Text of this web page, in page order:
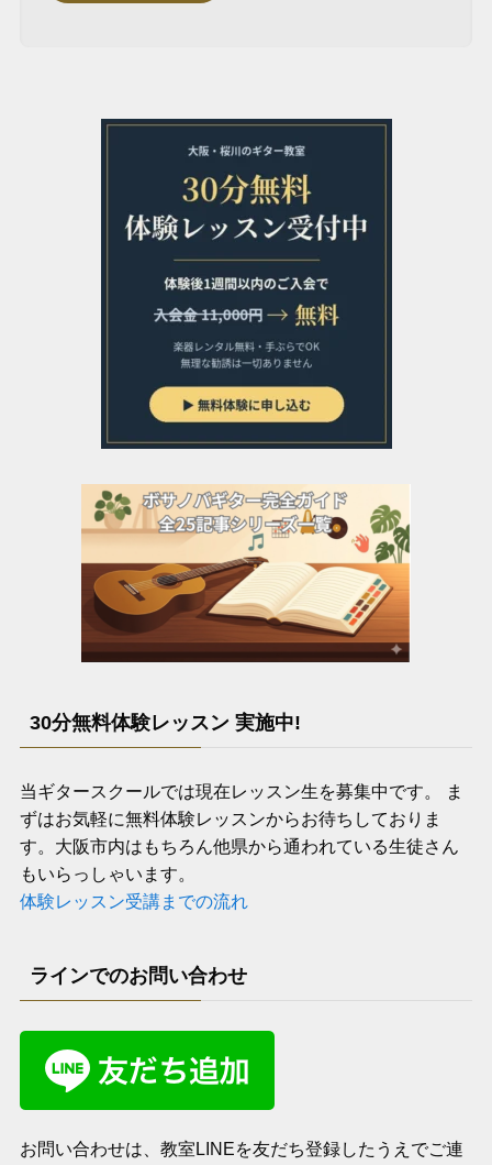
30分無料体験レッスン 実施中!
当ギタースクールでは現在レッスン生を募集中です。 ま
ずはお気軽に無料体験レッスンからお待ちしておりま
す。大阪市内はもちろん他県から通われている生徒さん
もいらっしゃいます。
体験レッスン受講までの流れ
ラインでのお問い合わせ
お問い合わせは、教室LINEを友だち登録したうえでご連